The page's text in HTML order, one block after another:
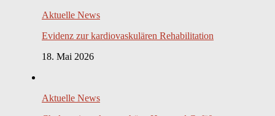
Aktuelle News
Evidenz zur kardiovaskulären Rehabilitation
18. Mai 2026
Aktuelle News